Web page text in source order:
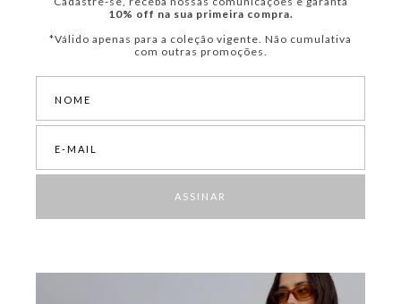
10% off na sua primeira compra.
*Válido apenas para a coleção vigente. Não cumulativa
com outras promoções.
ASSINAR